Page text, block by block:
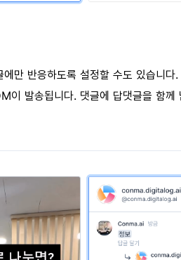
만 반응하도록 설정할 수도 있습니다.
발송됩니다. 댓글에 답댓글을 함